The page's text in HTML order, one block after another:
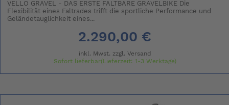
VELLO GRAVEL - DAS ERSTE FALTBARE GRAVELBIKE Die
Flexibilität eines Faltrades trifft die sportliche Performance und
Geländetauglichkeit eines...
2.290,00 €
inkl. Mwst. zzgl. Versand
Sofort lieferbar(Lieferzeit: 1-3 Werktage)